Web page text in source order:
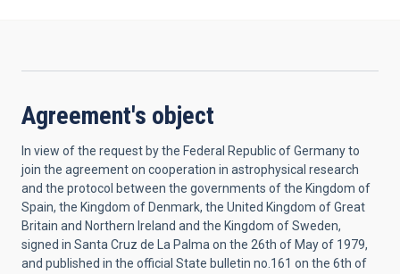
Agreement's object
In view of the request by the Federal Republic of Germany to
join the agreement on cooperation in astrophysical research
and the protocol between the governments of the Kingdom of
Spain, the Kingdom of Denmark, the United Kingdom of Great
Britain and Northern Ireland and the Kingdom of Sweden,
signed in Santa Cruz de La Palma on the 26th of May of 1979,
and published in the official State bulletin no.161 on the 6th of